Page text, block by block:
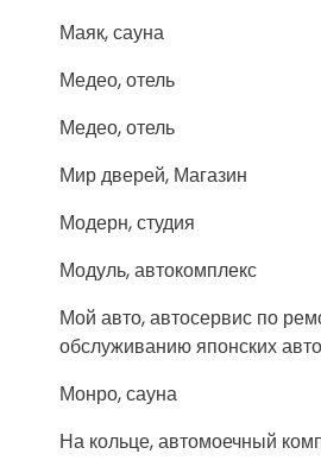
Маяк, сауна
Медео, отель
Медео, отель
Мир дверей, Магазин
Модерн, студия
Модуль, автокомплекс
Мой авто, автосервис по
обслуживанию японских
Монро, сауна
На кольце, автомоечный